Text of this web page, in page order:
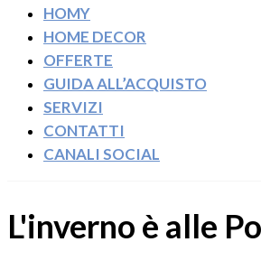
HOMY
HOME DECOR
OFFERTE
GUIDA ALL’ACQUISTO
SERVIZI
CONTATTI
CANALI SOCIAL
L'inverno è alle